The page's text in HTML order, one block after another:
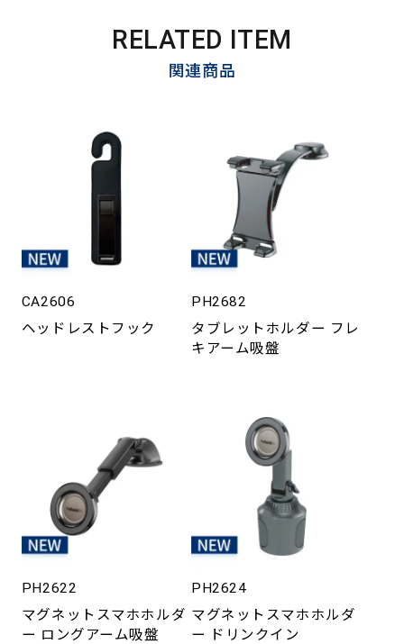
RELATED ITEM
関連商品
CA2606
ヘッドレストフック
PH2682
タブレットホルダー フレ
キアーム吸盤
PH2622
マグネットスマホホルダ
ー ロングアーム吸盤
PH2624
マグネットスマホホルダ
ー ドリンクイン